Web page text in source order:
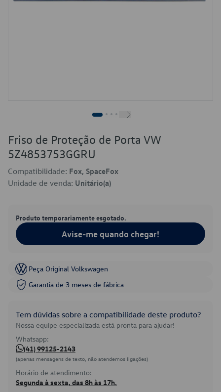
Friso de Proteção de Porta VW
5Z4853753GGRU
Compatibilidade: Fox, SpaceFox
Unidade de venda: Unitário(a)
Produto temporariamente esgotado.
Avise-me quando chegar!
Peça Original Volkswagen
Garantia de 3 meses de fábrica
Tem dúvidas sobre a compatibilidade deste produto?
Nossa equipe especializada está pronta para ajudar!
Whatsapp:
(41) 99125-2143
(apenas mensagens de texto, não atendemos ligações)
Horário de atendimento:
Segunda à sexta, das 8h às 17h.